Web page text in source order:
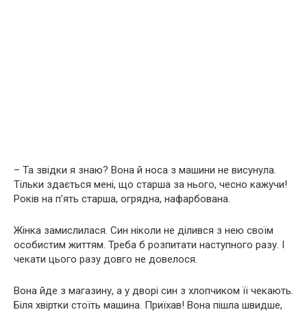
– Та звідки я знаю? Вона й носа з машини не висунула.
Тільки здається мені, що старша за нього, чесно кажучи!
Років на п’ять старша, огрядна, нафарбована.
Жінка замислилася. Син ніколи не ділився з нею своїм
особистим життям. Треба б розпитати наступного разу. І
чекати цього разу довго не довелося.
Вона йде з магазину, а у дворі син з хлопчиком її чекають.
Біля хвіртки стоїть машина. Приїхав! Вона пішла швидше,